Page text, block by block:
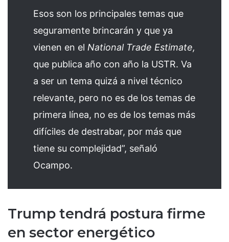
Esos son los principales temas que
seguramente brincarán y que ya
vienen en el National Trade Estimate,
que publica año con año la USTR. Va
a ser un tema quizá a nivel técnico
relevante, pero no es de los temas de
primera línea, no es de los temas más
difíciles de destrabar, por más que
tiene su complejidad”, señaló
Ocampo.
Trump tendrá postura firme
en sector energético